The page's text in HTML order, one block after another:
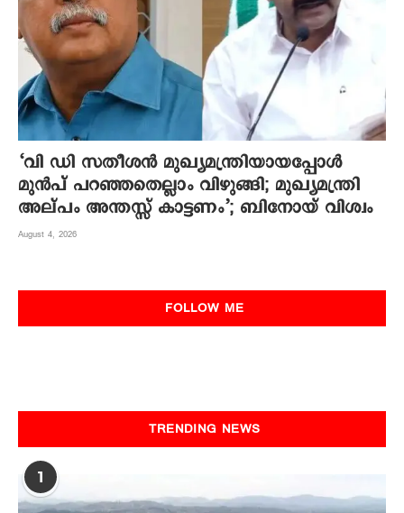
‘വി ഡി സതീശൻ മുഖ്യമന്ത്രിയായപ്പോൾ
മുൻപ് പറഞ്ഞതെല്ലാം വിഴുങ്ങി; മുഖ്യമന്ത്രി
അല്പം അന്തസ്സ് കാട്ടണം’; ബിനോയ് വിശ്വം
August 4, 2026
FOLLOW ME
TRENDING NEWS
1